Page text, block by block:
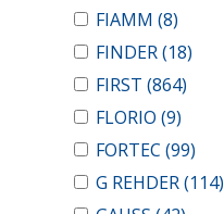
FIAMM (8)
FINDER(18)
FIRST (864)
FLORIO (9)
FORTEC (99)
G REHDER(114)